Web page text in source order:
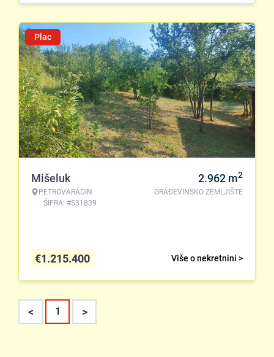
Plac
Mišeluk
PETROVARADIN
ŠIFRA: #531839
2.962 m2
GRAĐEVINSKO ZEMLJIŠTE
Više o nekretnini >
€1.215.400
< 1 >